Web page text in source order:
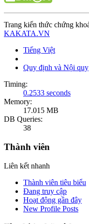
Trang kiến thức chứng
KAKATA.VN
Tiếng Việt
Quy định và Nội quy
Timing:
0.2533 seconds
Memory:
17.015 MB
DB Queries:
38
Thành viên
Liên kết nhanh
Thành viên tiêu biểu
Đang truy cập
Hoạt động gần đây
New Profile Posts